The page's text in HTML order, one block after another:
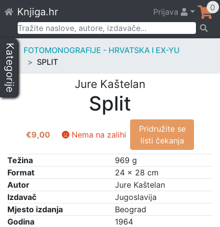
to
content
Knjiga.hr Prijava 0
Pretraži:
Kategorije
FOTOMONOGRAFIJE - HRVATSKA I EX-YU
SPLIT
Jure Kaštelan
Split
€9,00 Nema na zalihi
Pridružite se
listi čekanja
Težina
969 g
Format
24 × 28 cm
Autor
Jure Kaštelan
Izdavač
Jugoslavija
Mjesto izdanja
Beograd
Godina
1964